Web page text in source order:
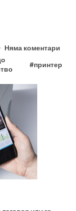
Няма коментари
#принтер